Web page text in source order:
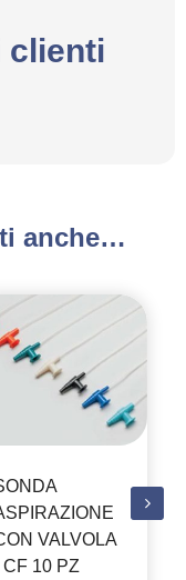
clienti
anche…
VALVOLA
CF 10 PZ